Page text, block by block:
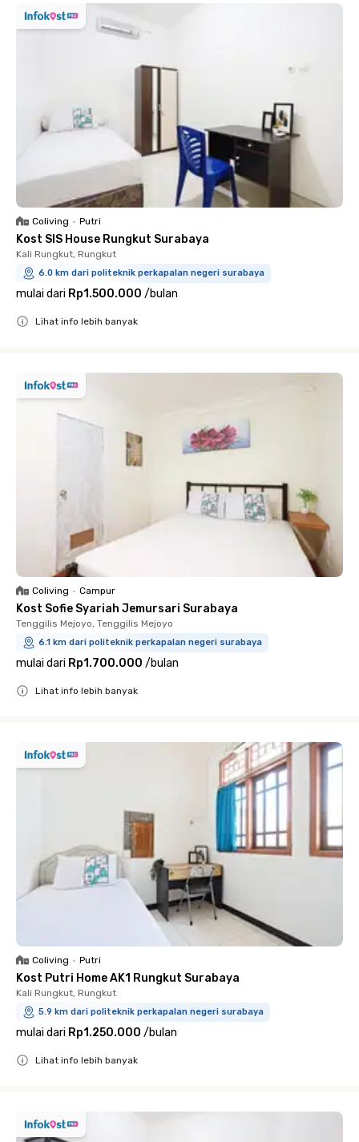
Coliving • Putri
Kost SIS House Rungkut Surabaya
Kali Rungkut, Rungkut
6.0 km dari politeknik perkapalan negeri surabaya
mulai dari Rp1.500.000 /bulan
Lihat info lebih banyak
Coliving • Campur
Kost Sofie Syariah Jemursari Surabaya
Tenggilis Mejoyo, Tenggilis Mejoyo
6.1 km dari politeknik perkapalan negeri surabaya
mulai dari Rp1.700.000 /bulan
Lihat info lebih banyak
Coliving • Putri
Kost Putri Home AK1 Rungkut Surabaya
Kali Rungkut, Rungkut
5.9 km dari politeknik perkapalan negeri surabaya
mulai dari Rp1.250.000 /bulan
Lihat info lebih banyak